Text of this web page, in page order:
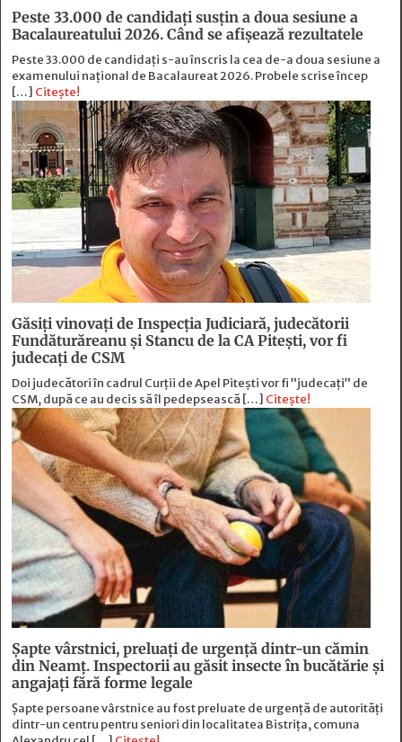
Peste 33.000 de candidați susțin a doua sesiune a
Bacalaureatului 2026. Când se afișează rezultatele
Peste 33.000 de candidați s-au înscris la cea de-a doua sesiune a
examenului național de Bacalaureat 2026. Probele scrise încep
[…] Citește!
Găsiți vinovați de Inspecția Judiciară, judecătorii
Fundăturăreanu și Stancu de la CA Pitești, vor fi
judecați de CSM
Doi judecători în cadrul Curții de Apel Pitești vor fi ”judecați” de
CSM, după ce au decis să îl pedepsească […] Citește!
Șapte vârstnici, preluați de urgență dintr-un cămin
din Neamț. Inspectorii au găsit insecte în bucătărie și
angajați fără forme legale
Șapte persoane vârstnice au fost preluate de urgență de autorități
dintr-un centru pentru seniori din localitatea Bistrița, comuna